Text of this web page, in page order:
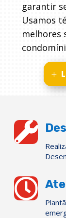
garantir
Usamos
melhores

